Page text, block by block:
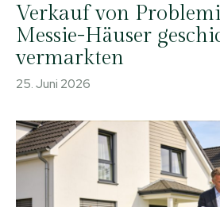
Verkauf von
Messie-Häuser
vermarkten
25. Juni 2026